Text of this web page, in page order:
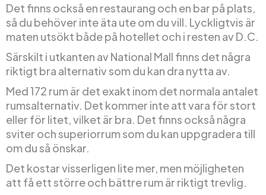
Det finns också en restaurang och en bar på plats,
så du behöver inte äta ute om du vill. Lyckligtvis är
maten utsökt både på hotellet och i resten av D.C.
Särskilt i utkanten av National Mall finns det några
riktigt bra alternativ som du kan dra nytta av.
Med 172 rum är det exakt inom det normala antalet
rumsalternativ. Det kommer inte att vara för stort
eller för litet, vilket är bra. Det finns också några
sviter och superiorrum som du kan uppgradera till
om du så önskar.
Det kostar visserligen lite mer, men möjligheten
att få ett större och bättre rum är riktigt trevlig.